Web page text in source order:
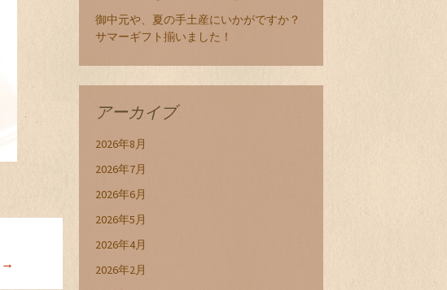
→
御中元や、夏の手土産にいかがですか？
サマーギフト揃いました！
アーカイブ
2026年8月
2026年7月
2026年6月
2026年5月
2026年4月
2026年2月